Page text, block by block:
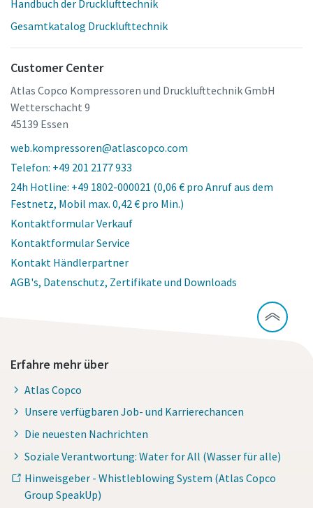
Handbuch der Drucklufttechnik
Gesamtkatalog Drucklufttechnik
Customer Center
Atlas Copco Kompressoren und Drucklufttechnik GmbH
Wetterschacht 9
45139 Essen
web.kompressoren@atlascopco.com
Telefon: +49 201 2177 933
24h Hotline: +49 1802-000021 (0,06 € pro Anruf aus dem
Festnetz, Mobil max. 0,42 € pro Min.)
Kontaktformular Verkauf
Kontaktformular Service
Kontakt Händlerpartner
AGB's, Datenschutz, Zertifikate und Downloads
Erfahre mehr über
Atlas Copco
Unsere verfügbaren Job- und Karrierechancen
Die neuesten Nachrichten
Soziale Verantwortung: Water for All (Wasser für alle)
Hinweisgeber - Whistleblowing System (Atlas Copco
Group SpeakUp)